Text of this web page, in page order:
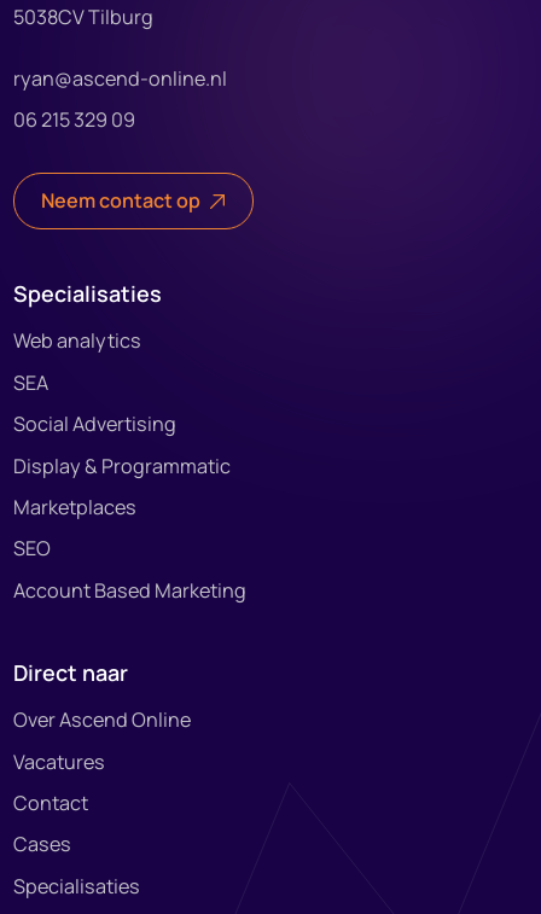
5038CV Tilburg
ryan@ascend-online.nl
06 215 329 09
Neem contact op
Specialisaties
Web analytics
SEA
Social Advertising
Display & Programmatic
Marketplaces
SEO
Account Based Marketing
Direct naar
Over Ascend Online
Vacatures
Contact
Cases
Specialisaties